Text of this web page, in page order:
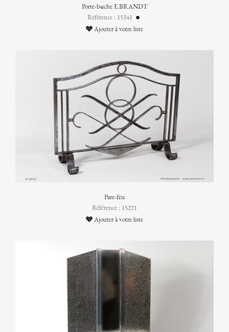
Porte-bûche E.BRANDT
Référence : 15341
Ajouter à votre liste
Pare-feu
Référence : 15221
Ajouter à votre liste